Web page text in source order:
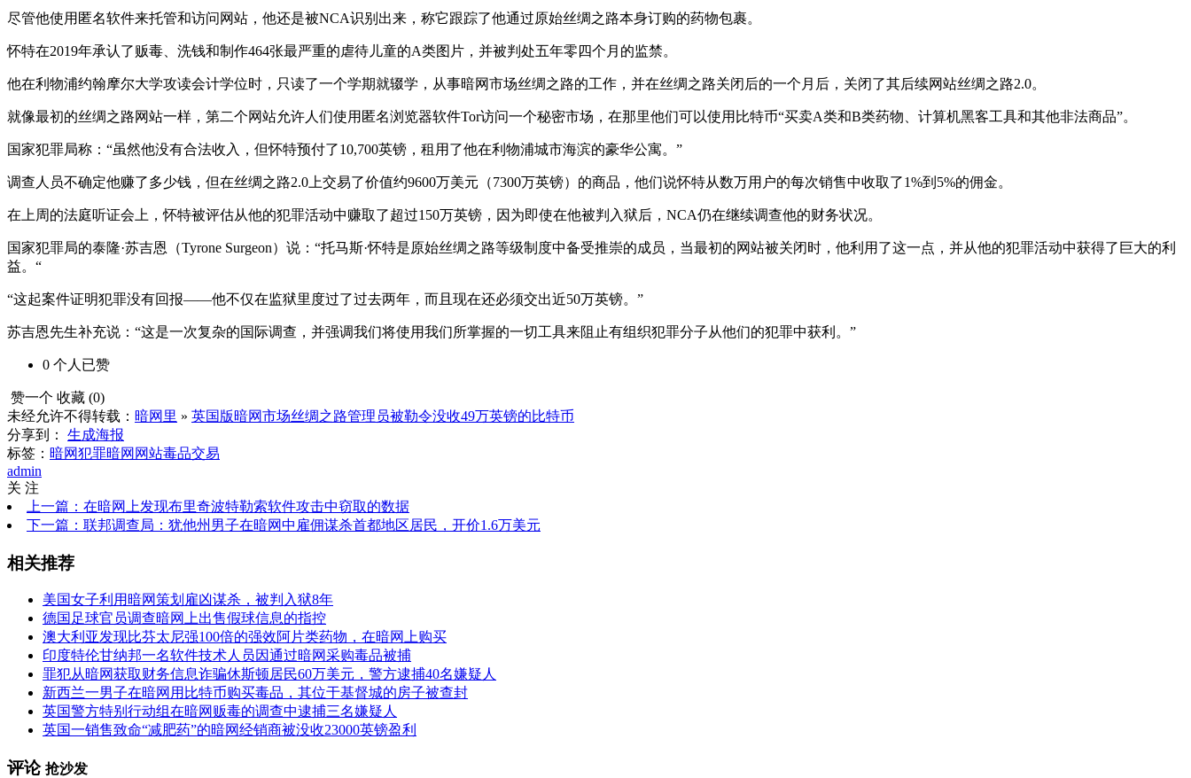
尽管他使用匿名软件来托管和访问网站，他还是被NCA识别出来，称它跟踪了他通过原始丝绸之路本身订购的药物包裹。
怀特在2019年承认了贩毒、洗钱和制作464张最严重的虐待儿童的A类图片，并被判处五年零四个月的监禁。
他在利物浦约翰摩尔大学攻读会计学位时，只读了一个学期就辍学，从事暗网市场丝绸之路的工作，并在丝绸之路关闭后的一个月后，关闭了其后续网站丝绸之路2.0。
就像最初的丝绸之路网站一样，第二个网站允许人们使用匿名浏览器软件Tor访问一个秘密市场，在那里他们可以使用比特币“买卖A类和B类药物、计算机黑客工具和其他非法商品”。
国家犯罪局称：“虽然他没有合法收入，但怀特预付了10,700英镑，租用了他在利物浦城市海滨的豪华公寓。”
调查人员不确定他赚了多少钱，但在丝绸之路2.0上交易了价值约9600万美元（7300万英镑）的商品，他们说怀特从数万用户的每次销售中收取了1%到5%的佣金。
在上周的法庭听证会上，怀特被评估从他的犯罪活动中赚取了超过150万英镑，因为即使在他被判入狱后，NCA仍在继续调查他的财务状况。
国家犯罪局的泰隆·苏吉恩（Tyrone Surgeon）说：“托马斯·怀特是原始丝绸之路等级制度中备受推崇的成员，当最初的网站被关闭时，他利用了这一点，并从他的犯罪活动中获得了巨大的利
益。“
“这起案件证明犯罪没有回报——他不仅在监狱里度过了过去两年，而且现在还必须交出近50万英镑。”
苏吉恩先生补充说：“这是一次复杂的国际调查，并强调我们将使用我们所掌握的一切工具来阻止有组织犯罪分子从他们的犯罪中获利。”
0 个人 已赞
赞一个 收藏 (0)
未经允许不得转载： 暗网里 » 英国版暗网市场丝绸之路管理员被勒令没收49万英镑的比特币
分享到：
生成海报
标签： 暗网犯罪暗网网站毒品交易
admin
关 注
上一篇：在暗网上发现布里奇波特勒索软件攻击中窃取的数据
下一篇：联邦调查局：犹他州男子在暗网中雇佣谋杀首都地区居民，开价1.6万美元
相关推荐
美国女子利用暗网策划雇凶谋杀，被判入狱8年
德国足球官员调查暗网上出售假球信息的指控
澳大利亚发现比芬太尼强100倍的强效阿片类药物，在暗网上购买
印度特伦甘纳邦一名软件技术人员因通过暗网采购毒品被捕
罪犯从暗网获取财务信息诈骗休斯顿居民60万美元，警方逮捕40名嫌疑人
新西兰一男子在暗网用比特币购买毒品，其位于基督城的房子被查封
英国警方特别行动组在暗网贩毒的调查中逮捕三名嫌疑人
英国一销售致命“减肥药”的暗网经销商被没收23000英镑盈利
评论 抢沙发